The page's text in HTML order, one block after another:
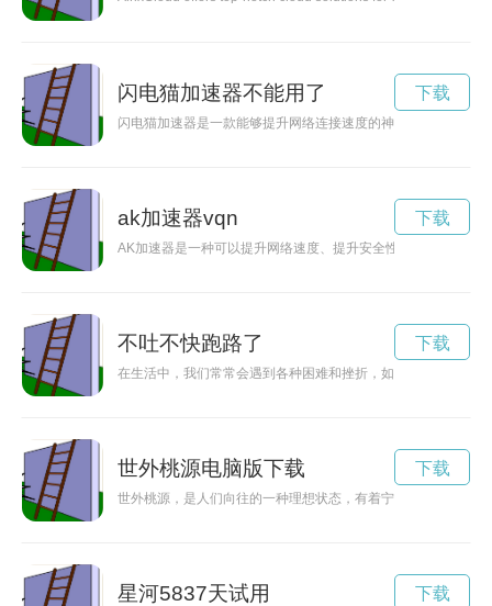
闪电猫加速器不能用了
闪电猫加速器是一款能够提升网络连接速度的神奇工具，让你
下载
ak加速器vqn
AK加速器是一种可以提升网络速度、提升安全性、解除访问限
下载
不吐不快跑路了
在生活中，我们常常会遇到各种困难和挫折，如果将心中的不
下载
世外桃源电脑版下载
世外桃源，是人们向往的一种理想状态，有着宁静祥和、梦幻
下载
星河5837天试用 下载